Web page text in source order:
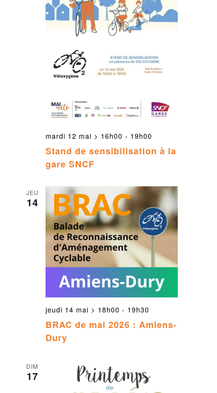
Stand de sensibilisation à la
gare SNCF
mardi 12 mai > 16h00 - 19h00
JEU
14
BRAC de mai 2026 : Amiens-
Dury
jeudi 14 mai > 18h00 - 19h30
DIM
17